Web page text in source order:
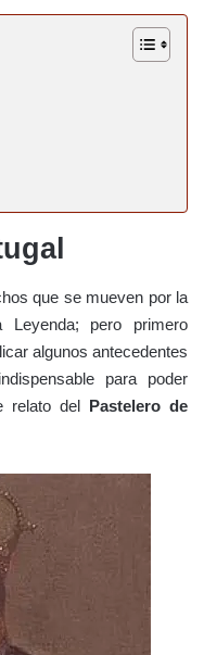
que se mueven por la
pero primero
algunos antecedentes
para poder
relato del Pastelero de